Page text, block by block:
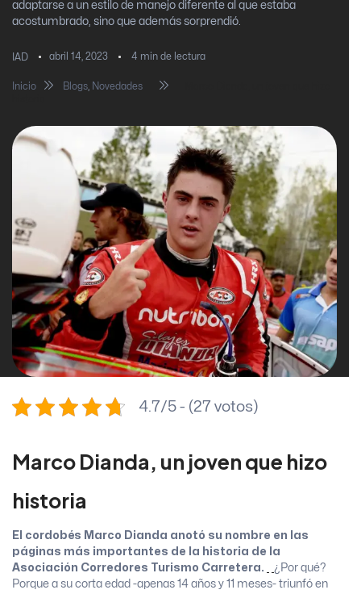
adaptarse a un estilo de manejo diferente al que estaba
acostumbrado, sino que además sorprendió.
IAD abril 14, 2023 4 min de lectura
Inicio Blogs, Novedades
4.7/5 - (27 votos)
Marco Dianda, un joven que hizo
historia
El cordobés Marco Dianda anotó su nombre en las
páginas más importantes de la historia de la
Asociación Corredores Turismo Carretera.
¿Por qué?
Porque a su corta edad -apenas 14 años y 11 meses- triunfó en